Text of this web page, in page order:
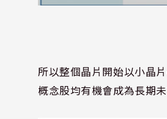
所以整個晶片開始以小晶片
概念股均有機會成為長期